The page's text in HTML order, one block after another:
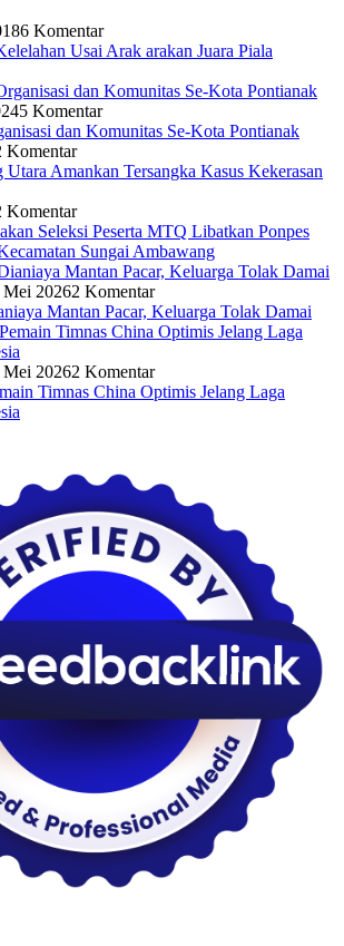
6 Komentar
Usai Arak arakan Juara Piala
5 Komentar
dan Komunitas Se-Kota Pontianak
Komentar
Utara Amankan Tersangka Kasus Kekerasan
Komentar
Seleksi Peserta MTQ Libatkan Ponpes
Sungai Ambawang
Mei 20262 Komentar
Mantan Pacar, Keluarga Tolak Damai
Mei 20262 Komentar
Timnas China Optimis Jelang Laga